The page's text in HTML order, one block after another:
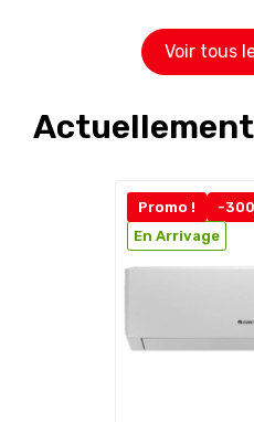
Voir tous
Promo !
-
En Arrivage